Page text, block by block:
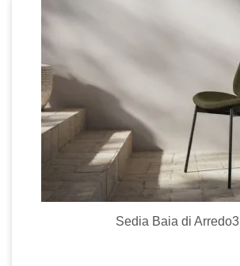
Sedia Baia di Arredo3